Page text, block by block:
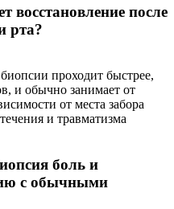
восстановление после
рта?
проходит быстрее,
и обычно занимает от
от места забора
и травматизма
боль и
с обычными